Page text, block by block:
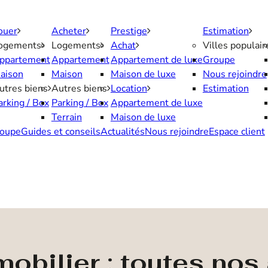
biens
/ Box
Acheter
Logements
Appartement
Maison
Autres biens
Parking / Box
Terrain
Prestige
Achat
Appartement de luxe
Maison de luxe
Location
Appartement de luxe
Maison de luxe
Estimation
Villes
Groupe
Nous rejoindre
Estimation
Guides et conseilsActualitésNous rejoindreEspace client